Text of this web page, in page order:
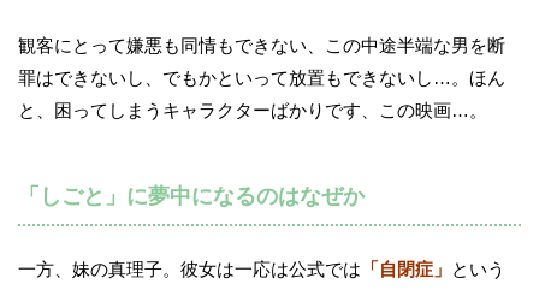
観客にとって嫌悪も同情もできない、この中途半端な男を断
罪はできないし、でもかといって放置もできないし…。ほん
と、困ってしまうキャラクターばかりです、この映画…。
「しごと」に夢中になるのはなぜか
一方、妹の真理子。彼女は一応は公式では 「自閉症」 という